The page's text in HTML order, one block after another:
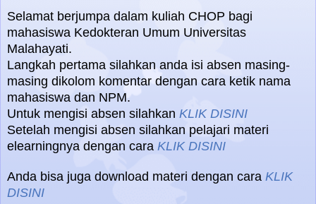
Selamat berjumpa dalam kuliah CHOP bagi
mahasiswa Kedokteran Umum Universitas
Malahayati.
Langkah pertama silahkan anda isi absen masing-
masing dikolom komentar dengan cara ketik nama
mahasiswa dan NPM.
Untuk mengisi absen silahkan KLIK DISINI
Setelah mengisi absen silahkan pelajari materi
elearningnya dengan cara KLIK DISINI
Anda bisa juga download materi dengan cara KLIK
DISINI